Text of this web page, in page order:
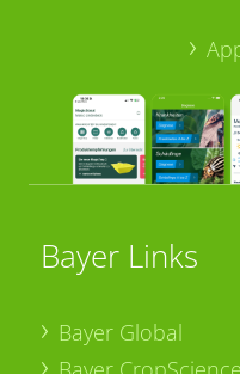
Bayer Links
Bayer Global